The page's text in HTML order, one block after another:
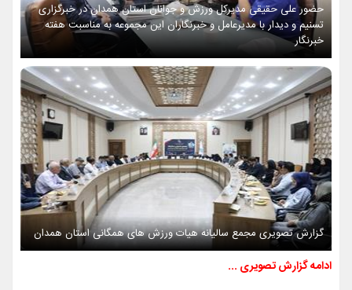
حضور علی حقیقی مدیرکل ورزش و جوانان استان همدان در خبرگزاری
تسنیم و دیدار با مدیرعامل و خبرنگاران این مجموعه به مناسبت هفته
خبرنگار
گزارش تصویری مجمع سالیانه هیات ورزش های همگانی استان همدان
ادامه گزارش تصویری ...